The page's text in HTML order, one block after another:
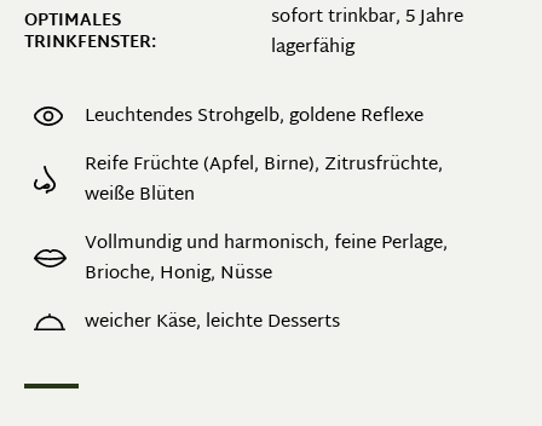
OPTIMALES
TRINKFENSTER:
sofort trinkbar, 5 Jahre
lagerfähig
Leuchtendes Strohgelb, goldene Reflexe
Reife Früchte (Apfel, Birne), Zitrusfrüchte,
weiße Blüten
Vollmundig und harmonisch, feine Perlage,
Brioche, Honig, Nüsse
weicher Käse, leichte Desserts